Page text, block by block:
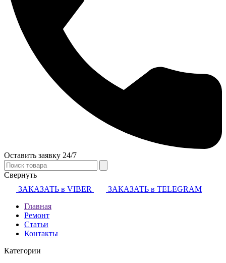
Оставить заявку 24/7
Свернуть
ЗАКАЗАТЬ в VIBER
ЗАКАЗАТЬ в TELEGRAM
Главная
Ремонт
Статьи
Контакты
Категории